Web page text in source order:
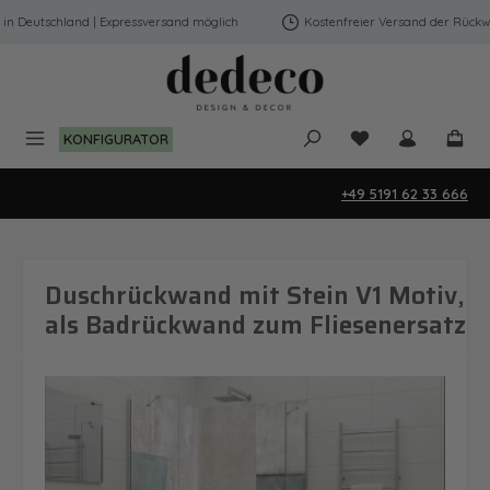
Zum Hauptinhalt springen
| Expressversand möglich Kostenfreier Versand der
KONFIGURATOR Du hast 0
+49 5191 62 33 666
Duschrückwand mit Stein V1 Motiv,
als Badrückwand zum Fliesenersatz